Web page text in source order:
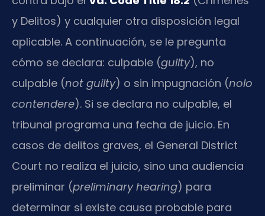
y Delitos) y cualquier otra disposición legal
aplicable. A continuación, se le pregunta
cómo se declara: culpable (guilty), no
culpable (not guilty) o sin impugnación (nolo
contendere). Si se declara no culpable, el
tribunal programa una fecha de juicio. En
casos de delitos graves, el General District
Court no realiza el juicio, sino una audiencia
preliminar (preliminary hearing) para
determinar si existe causa probable para